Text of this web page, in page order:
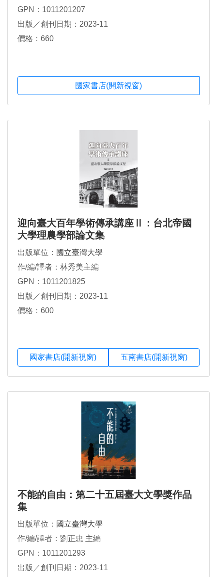
GPN：1011201207
出版／創刊日期：2023-11
價格：660
國家書店(開新視窗)
迎向臺大百年學術傳承講座Ⅱ：台北帝國
大學理農學部論文集
出版單位： 國立臺灣大學
作/編/譯者：林秀美主編
GPN：1011201825
出版／創刊日期：2023-11
價格：600
國家書店(開新視窗) 五南書店(開新視窗)
不能的自由：第二十五屆臺大文學獎作品
集
出版單位： 國立臺灣大學
作/編/譯者：劉正忠 主編
GPN：1011201293
出版／創刊日期：2023-11